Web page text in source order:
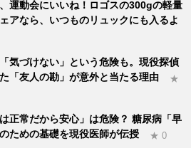
運動会にいいね！ロゴスの300gの軽量
アなら、いつものリュックにも入るよ
気づけない」という危険も。現役探偵
「友人の勘」が意外と当たる理由
★
は正常だから安心」は危険？ 糖尿病「早
ための基礎を現役医師が伝授
★ 0